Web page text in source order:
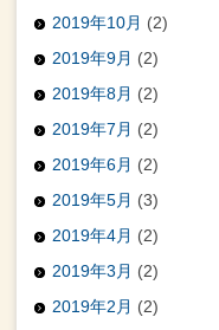
2019年10月 (2)
2019年9月 (2)
2019年8月 (2)
2019年7月 (2)
2019年6月 (2)
2019年5月 (3)
2019年4月 (2)
2019年3月 (2)
2019年2月 (2)